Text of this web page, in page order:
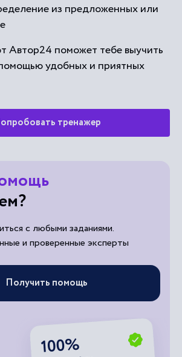
из предложенных или
Автор24 поможет тебе выучить
удобных и приятных
тренажер
с любыми заданиями.
и проверенные эксперты
Получить помощь